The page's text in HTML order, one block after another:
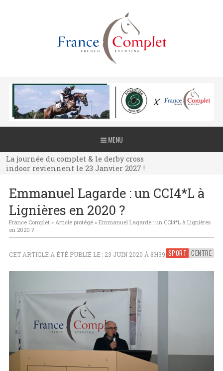
MENU
La journée du complet & le derby cross
indoor reviennent le 23 Janvier 2027 !
La journée du complet & le derby cross
indoor reviennent le 23 Janvier 2027 !
indoor reviennent le 23 Janvier 2027 !
Emmanuel Lagarde : un CCI4*L à
Lignières en 2020 ?
France Complet» Article protégé» Emmanuel Lagarde : un CCI4*L à Lignières
en 2020 ?
SPORT CENTRE
CET ARTICLE A ÉTÉ PUBLIÉ LE : 23 JUIN 2020 À 8H39